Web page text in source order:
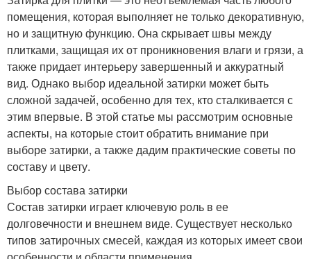
помещения, которая выполняет не только декоративную,
но и защитную функцию. Она скрывает швы между
плитками, защищая их от проникновения влаги и грязи, а
также придает интерьеру завершенный и аккуратный
вид. Однако выбор идеальной затирки может быть
сложной задачей, особенно для тех, кто сталкивается с
этим впервые. В этой статье мы рассмотрим основные
аспекты, на которые стоит обратить внимание при
выборе затирки, а также дадим практические советы по
составу и цвету.
Выбор состава затирки
Состав затирки играет ключевую роль в ее
долговечности и внешнем виде. Существует несколько
типов затирочных смесей, каждая из которых имеет свои